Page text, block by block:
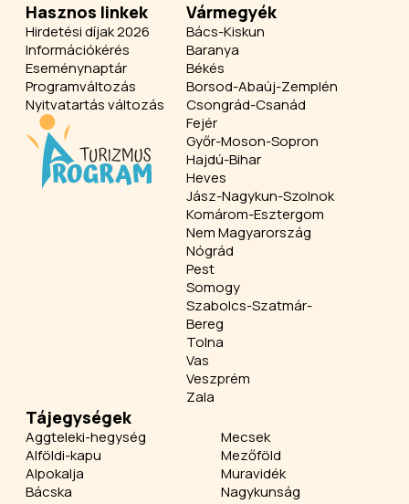
Hasznos linkek
Hirdetési díjak 2026
Információkérés
Eseménynaptár
Programváltozás
Nyitvatartás változás
Vármegyék
Bács-Kiskun
Baranya
Békés
Borsod-Abaúj-Zemplén
Csongrád-Csanád
Fejér
Győr-Moson-Sopron
Hajdú-Bihar
Heves
Jász-Nagykun-Szolnok
Komárom-Esztergom
Nem Magyarország
Nógrád
Pest
Somogy
Szabolcs-Szatmár-
Bereg
Tolna
Vas
Veszprém
Zala
Tájegységek
Aggteleki-hegység
Alföldi-kapu
Alpokalja
Bácska
Mecsek
Mezőföld
Muravidék
Nagykunság